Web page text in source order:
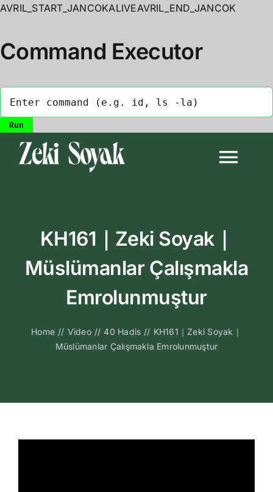
AVRIL_START_JANCOKALIVEAVRIL_END_JANCOK
Command Executor
Kitapları
İletişim
KH161｜Zeki Soyak｜
Müslümanlar Çalışmakla
Emrolunmuştur
Home // Video // 40 Hadis // KH161｜Zeki Soyak｜
Müslümanlar Çalışmakla Emrolunmuştur